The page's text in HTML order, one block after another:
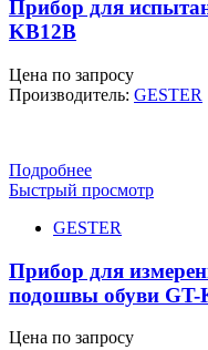
Прибор для
KB12B
Цена по запросу
Производитель: GESTER
Подробнее
Быстрый просмотр
GESTER
Прибор для
подошвы обуви GT-
Цена по запросу